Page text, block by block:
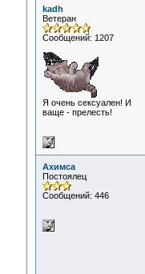
kadh
Ветеран
Сообщений: 1207
Я очень сексуален! И
ваще - прелесть!
Ахимса
Постоялец
Сообщений: 446